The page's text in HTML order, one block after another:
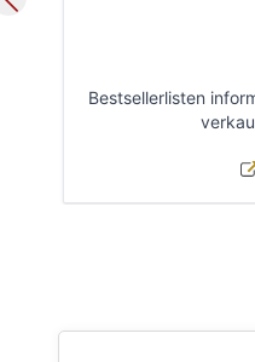
Bestsellerlisten